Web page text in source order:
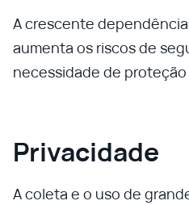
A crescente
aumenta os riscos de
necessidade de proteção
Privacidade
A coleta e o uso de